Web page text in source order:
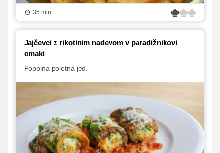
35 min
Jajčevci z rikotinim nadevom v paradižnikovi
omaki
Popolna poletna jed.